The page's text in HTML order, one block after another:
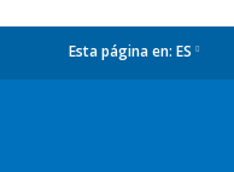
Esta página en: ES